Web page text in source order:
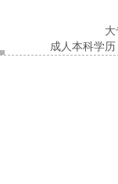
成人本科学